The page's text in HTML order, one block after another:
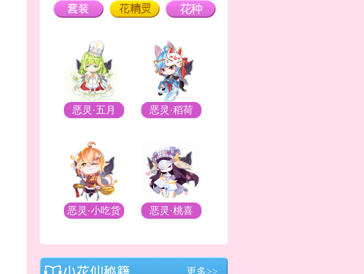
恶灵·五月 恶灵·稻荷
恶灵·小吃货 恶灵·桃喜
更多>>